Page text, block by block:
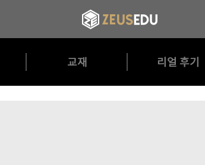
교재 리얼 후기